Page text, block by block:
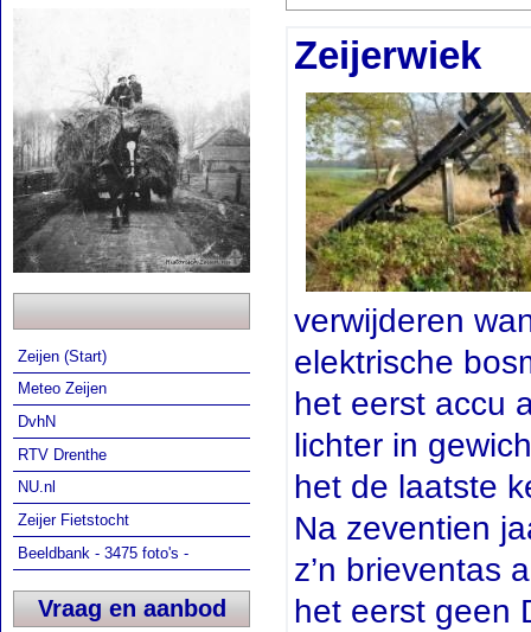
Zeijen (Start)
Meteo Zeijen
DvhN
RTV Drenthe
NU.nl
Zeijer Fietstocht
Beeldbank - 3475 foto's -
Vraag en aanbod
Zeijerwiek
verwijderen
elektrische
het eerst accu
lichter in
het de laatste
Na zeventien
z’n brieventas
het eerst geen